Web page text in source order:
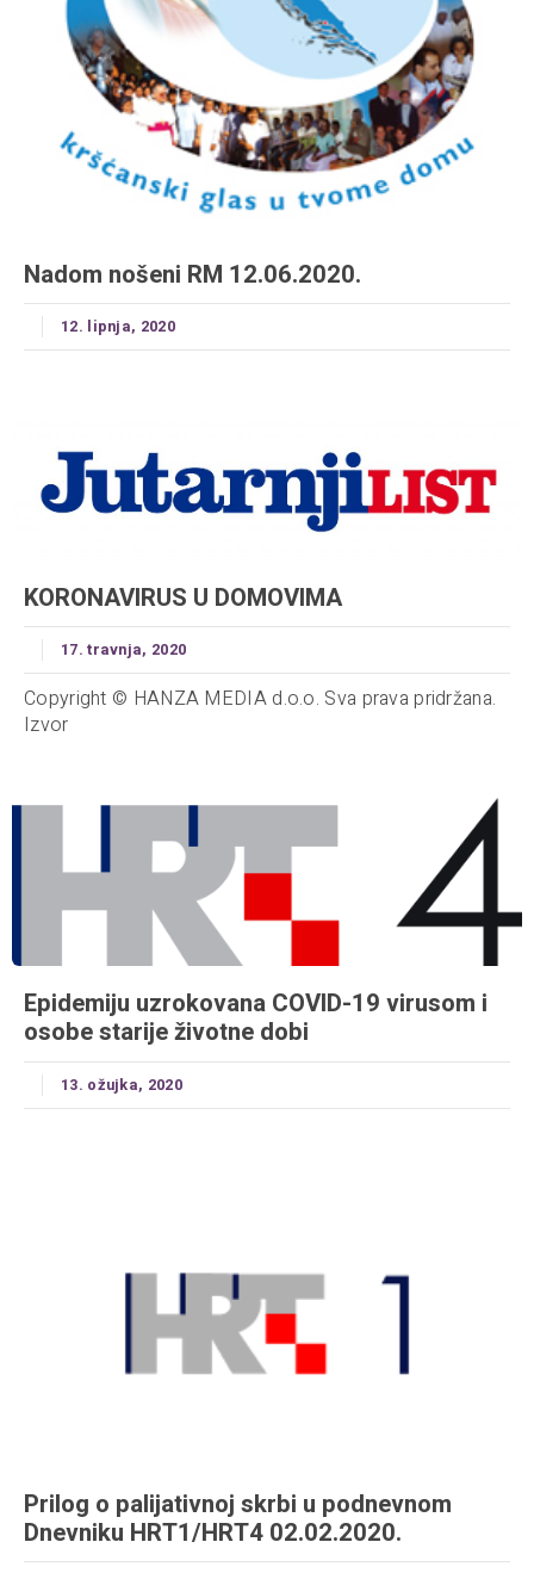
Nadom nošeni RM 12.06.2020.
12. lipnja, 2020
KORONAVIRUS U DOMOVIMA
17. travnja, 2020
Copyright © HANZA MEDIA d.o.o. Sva prava pridržana.
Izvor
Epidemiju uzrokovana COVID-19 virusom i
osobe starije životne dobi
13. ožujka, 2020
Prilog o palijativnoj skrbi u podnevnom
Dnevniku HRT1/HRT4 02.02.2020.